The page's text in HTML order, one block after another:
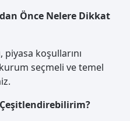
Önce Nelere Dikkat
piyasa koşullarını
seçmeli ve temel